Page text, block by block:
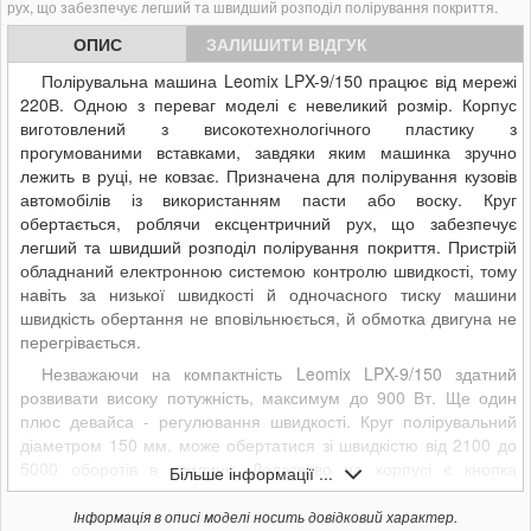
рух, що забезпечує легший та швидший розподіл полірування покриття.
ОПИС
ЗАЛИШИТИ ВІДГУК
Полірувальна машина Leomix LPX-9/150 працює від мережі
220В. Одною з переваг моделі є невеликий розмір. Корпус
виготовлений з високотехнологічного пластику з
прогумованими вставками, завдяки яким машинка зручно
лежить в руці, не ковзає. Призначена для полірування кузовів
автомобілів із використанням пасти або воску. Круг
обертається, роблячи ексцентричний рух, що забезпечує
легший та швидший розподіл полірування покриття. Пристрій
обладнаний електронною системою контролю швидкості, тому
навіть за низької швидкості й одночасного тиску машини
швидкість обертання не вповільнюється, й обмотка двигуна не
перегрівається.
Незважаючи на компактність Leomix LPX-9/150 здатний
розвивати високу потужність, максимум до 900 Вт. Ще один
плюс девайса - регулювання швидкості. Круг полірувальний
діаметром 150 мм, може обертатися зі швидкістю від 2100 до
5000 оборотів в хвилину. Додатково на корпусі є кнопка
вмикання/вимикання безперервної роботи.
Особливості
Більше інформації ...
Інформація в описі моделі носить довідковий характер.